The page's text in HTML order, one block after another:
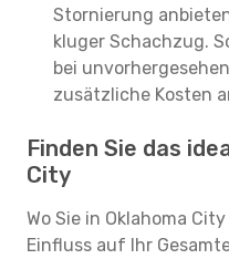
Stornierung
kluger Schachzug.
bei
zusätzliche Kosten
Finden Sie das
City
Wo Sie in Oklahoma
Einfluss auf Ihr